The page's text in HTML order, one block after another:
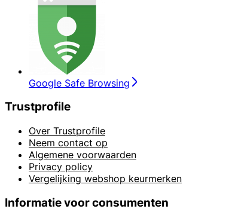
Google Safe Browsing
Trustprofile
Over Trustprofile
Neem contact op
Algemene voorwaarden
Privacy policy
Vergelijking webshop keurmerken
Informatie voor consumenten